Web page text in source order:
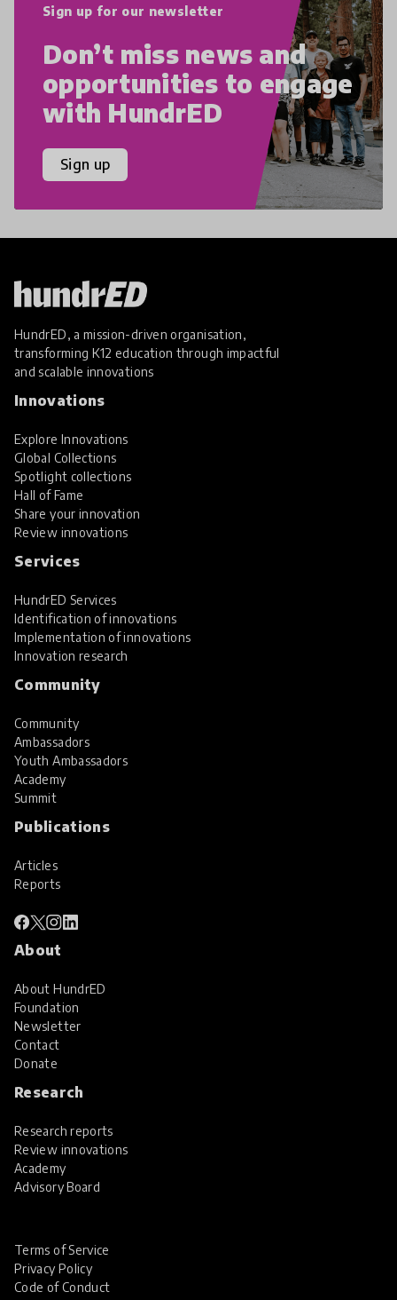
Sign up for our newsletter
Don’t miss news and
opportunities to engage
with HundrED
Sign up
HundrED, a mission-driven organisation,
transforming K12 education through impactful
and scalable innovations
Innovations
Explore Innovations
Global Collections
Spotlight collections
Hall of Fame
Share your innovation
Review innovations
Services
HundrED Services
Identification of innovations
Implementation of innovations
Innovation research
Community
Community
Ambassadors
Youth Ambassadors
Academy
Summit
Publications
Articles
Reports
About
About HundrED
Foundation
Newsletter
Contact
Donate
Research
Research reports
Review innovations
Academy
Advisory Board
Terms of Service
Privacy Policy
Code of Conduct